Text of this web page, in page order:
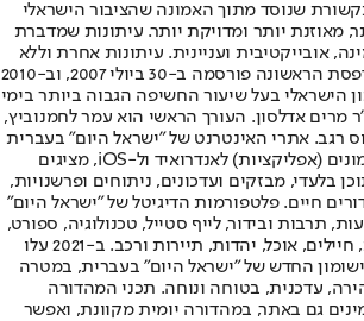
שנוסד מתוך האמונה שהציבור הישראלי
מאוזנת יותר ומדויקת יותר. עיתונות שמדברת
אובייקטיבית ועניינית. עיתונות אחרת וללא
תשלום. המהדורה המודפסת הראשונה פורסמה ב-30 ביולי 2007, וב-2010
הישראלי בעל שיעור החשיפה הגבוה ביותר בימי
מרים אדלסון. העורך הראשי הוא עמר לחמנוביץ,
רגב. אתרי האינטרנט של "ישראל היום" בעברית
ובאנגלית, כמו כן היישומונים (אפליקציות) לאנדרואיד ול-iOS, מציגים
בלעדי, מבזקים ועדכונים, ניתוחים ופרשנויות,
חיים. פלטפורמות הדיגיטל של "ישראל היום"
תרבות ובידור, לייף סטייל, טכנולוגיה, ספורט,
כלכלה וצרכנות, בריאות, חיילים, אוכל, יהדות, תיירות ורכב. ב-2021 עלו
החדש של "ישראל היום" בעברית, במטרה
עדכנית, בטוחה ונוחה. תכני המהדורה
גם באתר, במהדורה יומית מקוונת, ואפשר